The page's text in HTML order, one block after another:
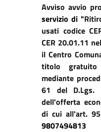
Avviso avvio
servizio di "
usati codice
CER 20.01.11
il Centro
titolo
mediante
61 del
dell'offerta
di cui all'art.
9807494813